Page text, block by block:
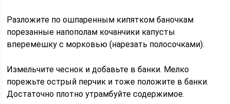
Разложите по ошпаренным кипятком баночкам
порезанные напополам кочанчики капусты
вперемешку с морковью (нарезать полосочками).
Измельчите чеснок и добавьте в банки. Мелко
порежьте острый перчик и тоже положите в банки.
Достаточно плотно утрамбуйте содержимое.